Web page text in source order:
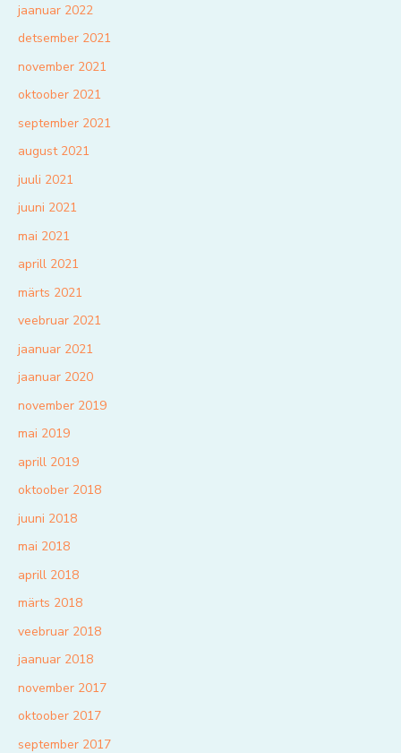
jaanuar 2022
detsember 2021
november 2021
oktoober 2021
september 2021
august 2021
juuli 2021
juuni 2021
mai 2021
aprill 2021
märts 2021
veebruar 2021
jaanuar 2021
jaanuar 2020
november 2019
mai 2019
aprill 2019
oktoober 2018
juuni 2018
mai 2018
aprill 2018
märts 2018
veebruar 2018
jaanuar 2018
november 2017
oktoober 2017
september 2017